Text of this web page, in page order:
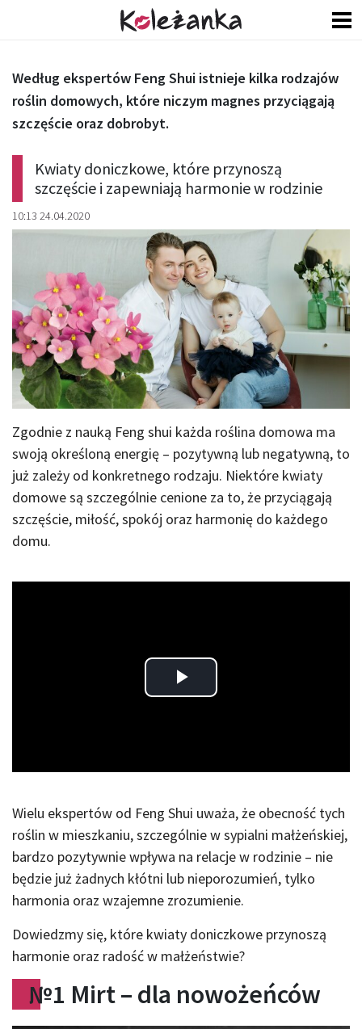
Kwiaty doniczkowe, które przynoszą
szczęście i zapewniają harmonie w rodzinie
10:13 24.04.2020
Według ekspertów Feng Shui istnieje kilka rodzajów
roślin domowych, które niczym magnes przyciągają
szczęście oraz dobrobyt.
Zgodnie z nauką Feng shui każda roślina domowa ma
swoją określoną energię – pozytywną lub negatywną, to
już zależy od konkretnego rodzaju. Niektóre kwiaty
domowe są szczególnie cenione za to, że przyciągają
szczęście, miłość, spokój oraz harmonię do każdego
domu.
Play
Wielu ekspertów od Feng Shui uważa, że obecność tych
roślin w mieszkaniu, szczególnie w sypialni małżeńskiej,
bardzo pozytywnie wpływa na relacje w rodzinie – nie
będzie już żadnych kłótni lub nieporozumień, tylko
harmonia oraz wzajemne zrozumienie.
Dowiedzmy się, które kwiaty doniczkowe przynoszą
harmonie oraz radość w małżeństwie?
№1 Mirt – dla nowożeńców